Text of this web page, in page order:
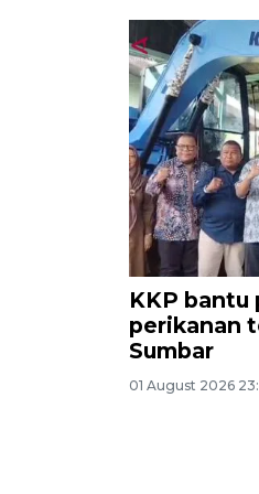
KKP bantu
perikanan
Sumbar
01 August 2026